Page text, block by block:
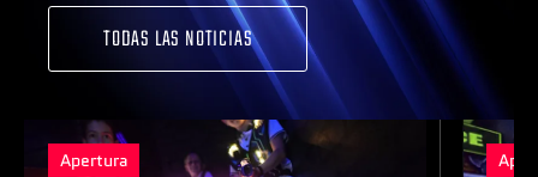
TODAS LAS NOTICIAS
Apertura